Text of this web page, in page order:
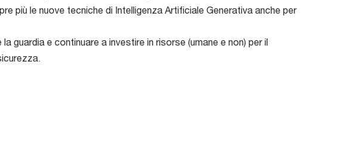
più le nuove tecniche di Intelligenza Artificiale Generativa anche per
guardia e continuare a investire in risorse (umane e non) per il